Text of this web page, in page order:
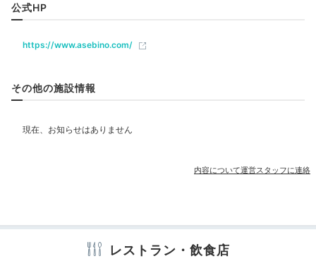
「山の蔵」というお部屋で、綺麗な紅葉を見ながら、掘
のびのびと温泉浴
部屋情報
テレビ 冷蔵庫 スリッパ 洗浄機付トイレ 浴衣 歯ブラシ
シャンプー リンス ボディソープ シャワーキャップ
電気ポット 加湿器
公式HP
https://www.asebino.com/
その他の施設情報
内容について運営スタッフに連絡
レストラン・飲食店